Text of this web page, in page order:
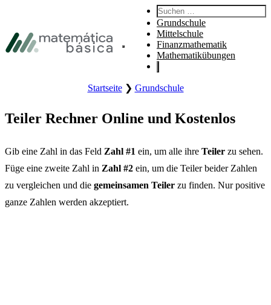
Zur Fußzeile
Hauptmenü der Website öffnen.
Suchen:
Grundschule
Mittelschule
Finanzmathematik
Mathematikübungen
Startseite❯ Grundschule
Teiler Rechner Online und Kostenlos
Gib eine Zahl in das Feld Zahl #1 ein, um alle ihre Teiler zu sehen.
Füge eine zweite Zahl in Zahl #2 ein, um die Teiler beider Zahlen
zu vergleichen und die gemeinsamen Teiler zu finden. Nur positive
ganze Zahlen werden akzeptiert.